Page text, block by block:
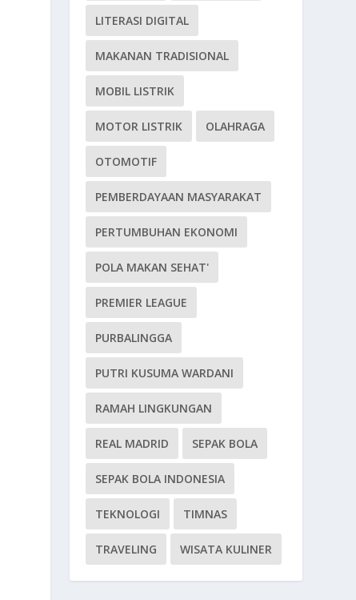
LITERASI DIGITAL
MAKANAN TRADISIONAL
MOBIL LISTRIK
MOTOR LISTRIK OLAHRAGA
OTOMOTIF
PEMBERDAYAAN MASYARAKAT
PERTUMBUHAN EKONOMI
POLA MAKAN SEHAT'
PREMIER LEAGUE
PURBALINGGA
PUTRI KUSUMA WARDANI
RAMAH LINGKUNGAN
REAL MADRID SEPAK BOLA
SEPAK BOLA INDONESIA
TEKNOLOGI TIMNAS
TRAVELING WISATA KULINER